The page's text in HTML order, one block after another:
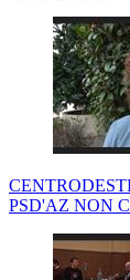
PSD'AZ NON